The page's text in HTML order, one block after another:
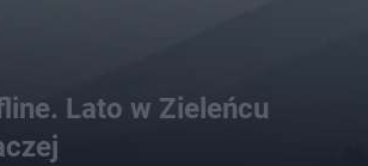
Lato w Zieleńcu